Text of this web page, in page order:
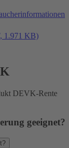
1.971 KB)
DEVK-Rente
geeignet?